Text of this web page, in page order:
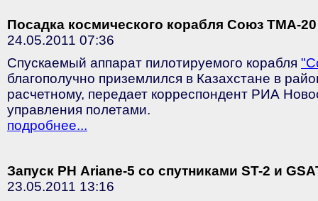
Посадка космического корабля Союз ТМА-20
24.05.2011 07:36
Спускаемый аппарат пилотируемого корабля
благополучно приземлился в Казахстане в
расчетному, передает корреспондент РИА
управления полетами.
подробнее...
Запуск РН Ariane-5 со спутниками ST-2 и
23.05.2011 13:16